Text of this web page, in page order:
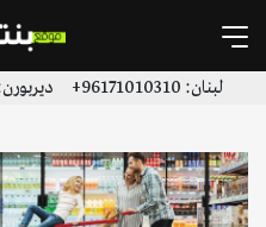
لبنان: 96171010310+ ديربورن: 13137751171+ | 13136996923+